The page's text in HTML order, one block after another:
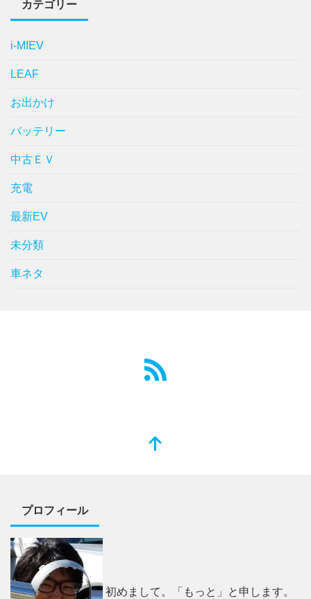
カテゴリー
i-MIEV
LEAF
お出かけ
バッテリー
中古ＥＶ
充電
最新EV
未分類
車ネタ
プロフィール
初めまして。「もっと」と申します。